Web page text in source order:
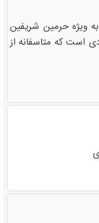
ویژه حرمین شریفین
است که متاسفانه از